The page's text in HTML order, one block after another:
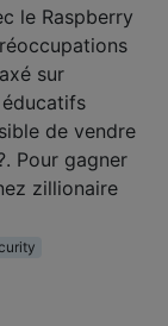
le Raspberry
sur
de vendre
Pour gagner
zillionaire